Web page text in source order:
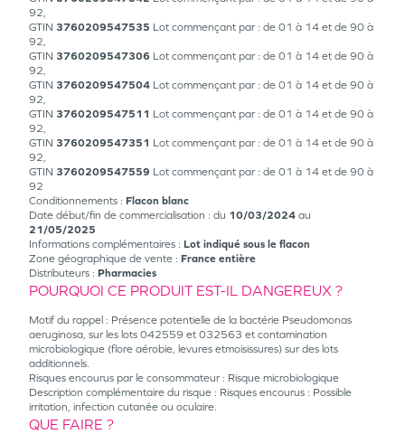
92,
GTIN 3760209547535 Lot commençant par : de 01 à 14 et de 90 à
92,
GTIN 3760209547306 Lot commençant par : de 01 à 14 et de 90 à
92,
GTIN 3760209547504 Lot commençant par : de 01 à 14 et de 90 à
92,
GTIN 3760209547511 Lot commençant par : de 01 à 14 et de 90 à
92,
GTIN 3760209547351 Lot commençant par : de 01 à 14 et de 90 à
92,
GTIN 3760209547559 Lot commençant par : de 01 à 14 et de 90 à
92
Conditionnements : Flacon blanc
Date début/fin de commercialisation : du 10/03/2024 au
21/05/2025
Informations complémentaires : Lot indiqué sous le flacon
Zone géographique de vente : France entière
Distributeurs : Pharmacies
POURQUOI CE PRODUIT EST-IL DANGEREUX ?
Motif du rappel : Présence potentielle de la bactérie Pseudomonas
aeruginosa, sur les lots 042559 et 032563 et contamination
microbiologique (flore aérobie, levures etmoisissures) sur des lots
additionnels.
Risques encourus par le consommateur : Risque microbiologique
Description complémentaire du risque : Risques encourus : Possible
irritation, infection cutanée ou oculaire.
QUE FAIRE ?